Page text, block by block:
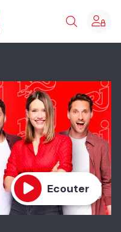
Ecouter